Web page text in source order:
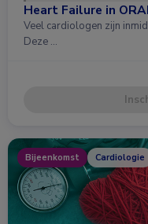
Heart Failure in
Veel cardiologen zijn
Deze …
Bijeenkomst Cardiologie